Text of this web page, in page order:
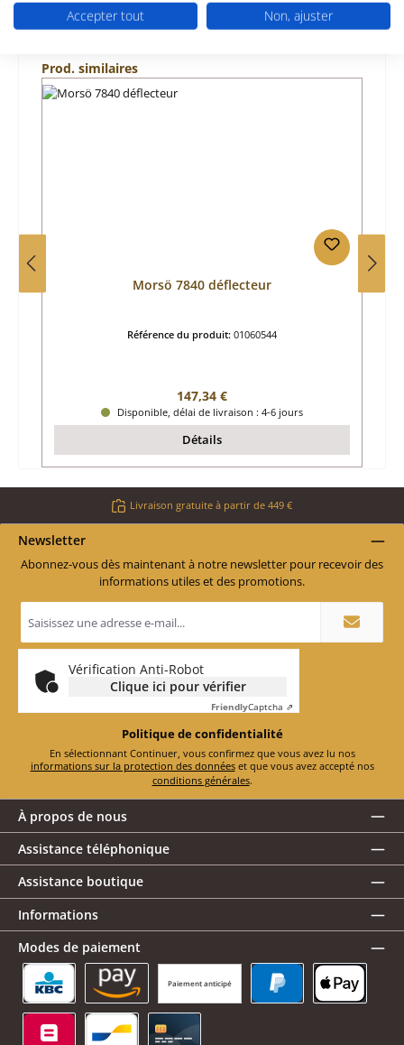
Ignorer la galerie de produits
Prod. similaires
Morsö 7840 déflecteur
Référence du produit: 01060544
Prix régulier :
147,34 €
Disponible, délai de livraison : 4-6 jours
Détails
Livraison gratuite à partir de 449 €
Newsletter
Abonnez-vous dès maintenant à notre newsletter pour recevoir des
informations utiles et des promotions.
e-
mail
*
Vérification Anti-Robot
Clique ici pour vérifier
FriendlyCaptcha ⇗
Politique de confidentialité
En sélectionnant Continuer, vous confirmez que vous avez lu nos
informations sur la protection des données
et que vous avez accepté nos
conditions générales.
À propos de nous
Assistance téléphonique
Assistance boutique
Informations
Modes de paiement
Paiement anticipé
KBC/CBC Payment Button
Amazon Pay
Accepter tout Non, ajuster